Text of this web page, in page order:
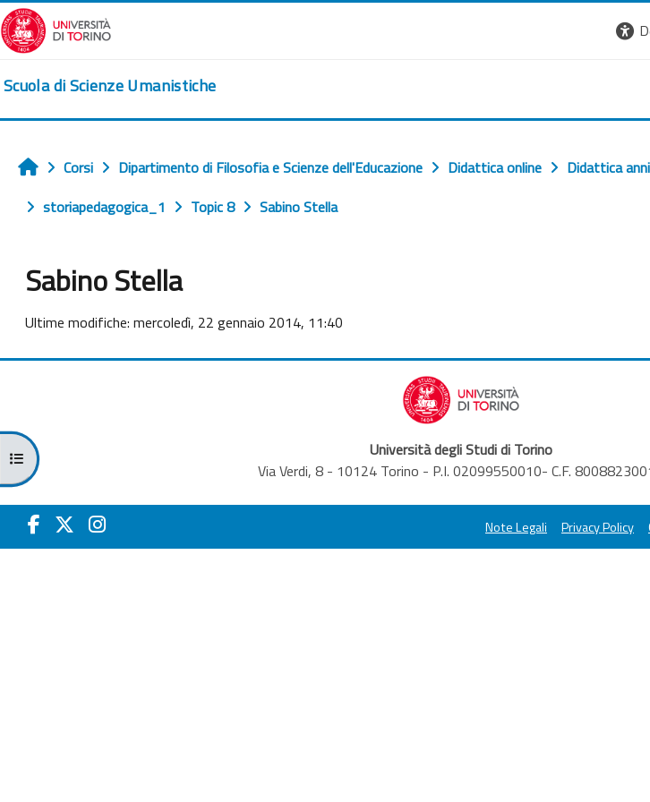
Vai al contenuto principale
Scuola di Scienze Umanistiche
Apri indice del corso
Home
Corsi Dipartimento di Filosofia e Scienze dell'Educazione Didattica online Didattica
storiapedagogica_1
Topic 8 Sabino Stella
Sabino Stella
Aggregazione dei criteri
Ultime modifiche: mercoledì, 22 gennaio 2014, 11:40
Università degli Studi di Torino
Via Verdi, 8 - 10124 Torino - P.I. 02099550010- C.F.
Note Legali Privacy Policy